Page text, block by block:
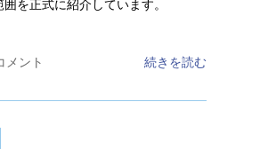
囲を正式に紹介しています。
メント 続きを読む